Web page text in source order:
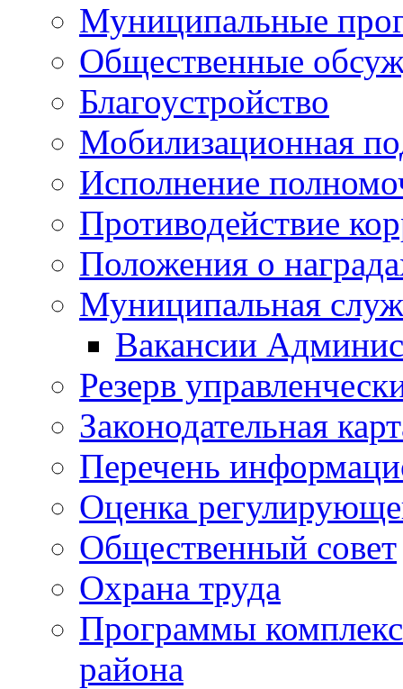
Муниципальные
Общественные
Благоустройство
Мобилизационная
Исполнение
Противодействие
Положения о
Муниципальная
Вакансии
Резерв
Законодательная
Перечень
Оценка
Общественный совет
Охрана труда
Программы
района